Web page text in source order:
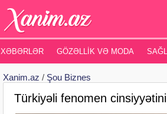
XƏBƏRLƏR GÖZƏLLIK VƏ MODA
Xanim.az / Şou Biznes
Türkiyəli fenomen